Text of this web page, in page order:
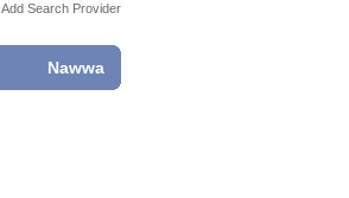
Add Search Provider
Nawwa